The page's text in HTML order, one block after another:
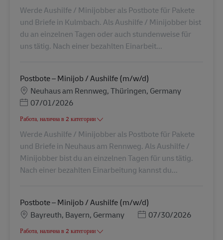
Werde Aushilfe / Minijobber als Postbote für Pakete
und Briefe in Kulmbach. Als Aushilfe / Minijobber bist
du an einzelnen Tagen oder auch stundenweise für
uns tätig. Nach einer bezahlten Einarbeit...
Postbote – Minijob / Aushilfe (m/w/d)
Местоположение
Neuhaus am Rennweg, Thüringen, Germany
Posted Date
07/01/2026
Работа, налична в 2 категории
Werde Aushilfe / Minijobber als Postbote für Pakete
und Briefe in Neuhaus am Rennweg. Als Aushilfe /
Minijobber bist du an einzelnen Tagen für uns tätig.
Nach einer bezahlten Einarbeitung kannst du...
Postbote – Minijob / Aushilfe (m/w/d)
Местоположение
Bayreuth, Bayern, Germany Posted Date
07/30/2026
Работа, налична в 2 категории